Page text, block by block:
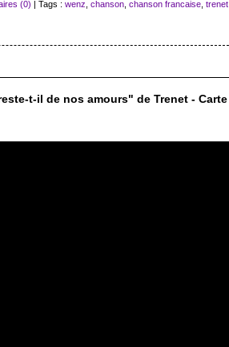
(0) | Tags : wenz chanson, chanson francaise, trenet
t-il de nos amours" de Trenet - Carte